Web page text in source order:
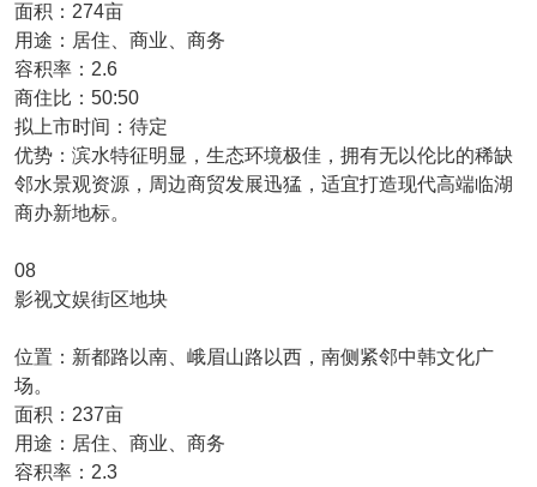
面积：274亩
用途：居住、商业、商务
容积率：2.6
商住比：50:50
拟上市时间：待定
优势：滨水特征明显，生态环境极佳，拥有无以伦比的稀缺
邻水景观资源，周边商贸发展迅猛，适宜打造现代高端临湖
商办新地标。
08
影视文娱街区地块
位置：新都路以南、峨眉山路以西，南侧紧邻中韩文化广
场。
面积：237亩
用途：居住、商业、商务
容积率：2.3